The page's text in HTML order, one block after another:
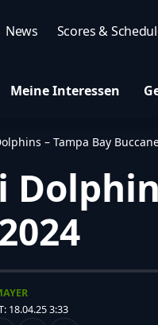
News Scores &
Meine Interessen
– Tampa Bay
18.04.25 3:33